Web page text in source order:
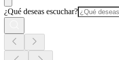
¿Qué deseas escuchar?